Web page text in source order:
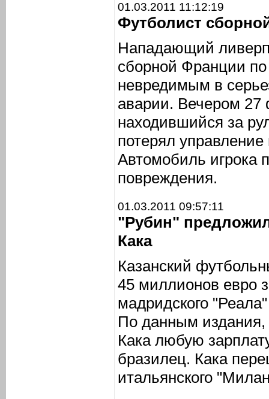
01.03.2011 11:12:19
Футболист
Нападающий
сборной Франции
невредимым в
аварии. Вечером 27
находившийся за
потерял
Автомобиль игрока
повреждения.
01.03.2011 09:57:11
"Рубин"
Кака
Казанский
45 миллионов евро
мадридского
По данным издания,
Кака любую
бразилец. Кака
итальянского